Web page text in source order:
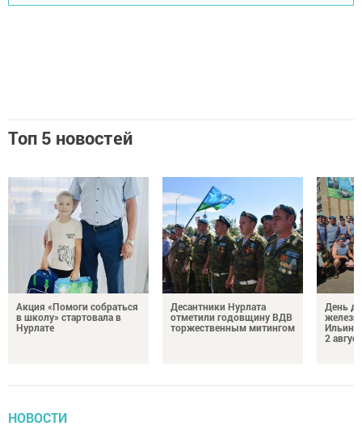
Топ 5 новостей
Акция «Помоги собраться
в школу» стартовала в
Нурлате
Десантники Нурлата
отметили годовщину ВДВ
торжественным митингом
День
Ильин
2
НОВОСТИ